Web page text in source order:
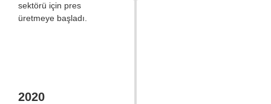
sektörü için pres
üretmeye başladı.
2020